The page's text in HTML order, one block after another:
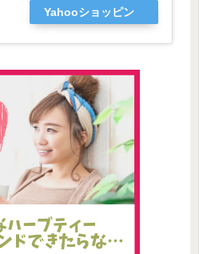
Yahooショッピン